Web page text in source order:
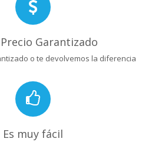
Garantizado
o te devolvemos la diferencia
Es muy fácil